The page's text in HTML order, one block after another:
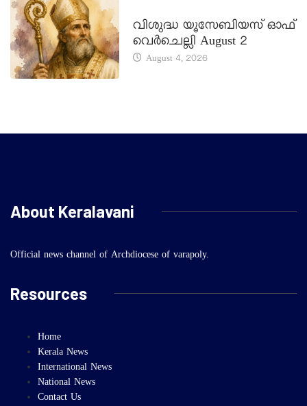
വിശുദ്ധ യൂസേബിയസ് ഓഫ്
വെർചെല്ലി August 2
August 4, 2026
About Keralavani
Official news channel of Archdiocese of varapoly.
Resources
Home
Kerala News
International News
National News
Contact Us